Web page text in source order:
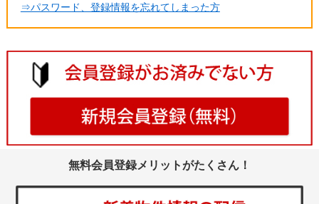
⇒パスワード、登録情報を忘れてしまった方
無料会員登録メリットがたくさん！